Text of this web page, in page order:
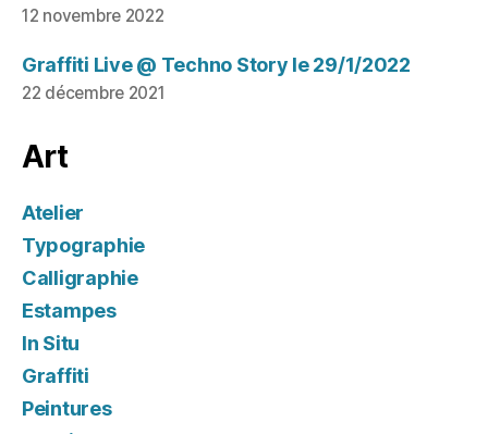
12 novembre 2022
Graffiti Live @ Techno Story le 29/1/2022
22 décembre 2021
Art
Atelier
Typographie
Calligraphie
Estampes
In Situ
Graffiti
Peintures